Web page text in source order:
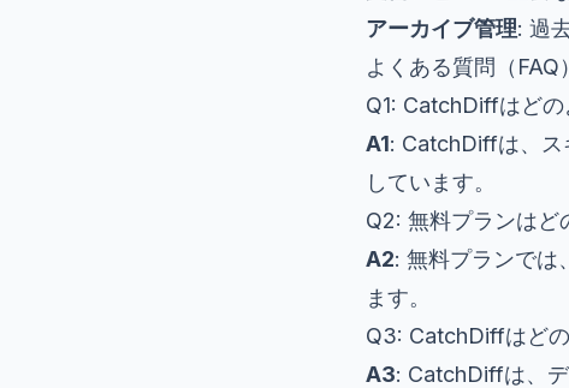
アーカイブ管理: 過
よくある質問（FAQ）
Q1: CatchDiffはどの
A1: CatchDiffは、ス
しています。
Q2: 無料プランはど
A2: 無料プランでは
ます。
Q3: CatchDiffはど
A3: CatchDiffは、